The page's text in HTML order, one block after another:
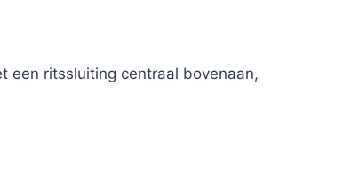
een ritssluiting centraal bovenaan,